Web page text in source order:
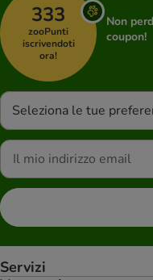
333
zooPunti
iscrivendoti
ora!
Non
coupon!
Seleziona le tue
Servizi